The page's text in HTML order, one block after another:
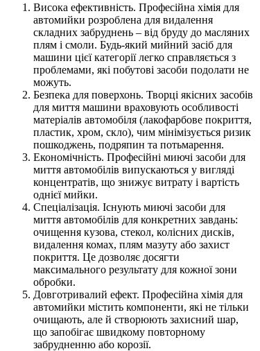
Висока ефективність. Професійна хімія для
автомийки розроблена для видалення
складних забруднень – від бруду до масляних
плям і смоли. Будь-який мийний засіб для
машини цієї категорії легко справляється з
проблемами, які побутові засоби подолати не
можуть.
Безпека для поверхонь. Творці якісних засобів
для миття машини враховують особливості
матеріалів автомобіля (лакофарбове покриття,
пластик, хром, скло), чим мінімізується ризик
пошкоджень, подряпин та потьмарення.
Економічність. Професійні миючі засоби для
миття автомобілів випускаються у вигляді
концентратів, що знижує витрату і вартість
однієї мийки.
Спеціалізація. Існують миючі засоби для
миття автомобілів для конкретних завдань:
очищення кузова, стекол, колісних дисків,
видалення комах, плям мазуту або захист
покриття. Це дозволяє досягти
максимального результату для кожної зони
обробки.
Довготривалий ефект. Професійна хімія для
автомийки містить компоненти, які не тільки
очищають, але й створюють захисний шар,
що запобігає швидкому повторному
забрудненню або корозії.